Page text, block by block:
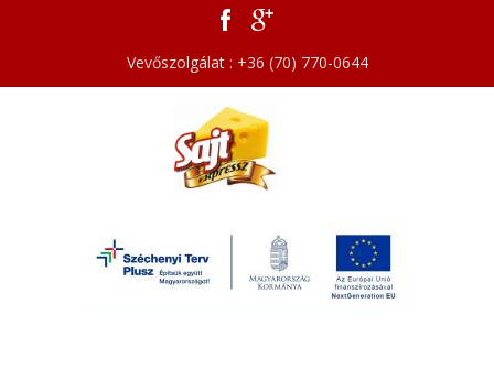
Vevőszolgálat : +36 (70) 770-0644